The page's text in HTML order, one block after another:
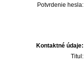
Potvrdenie hesla:
Kontaktné údaje:
Titul: